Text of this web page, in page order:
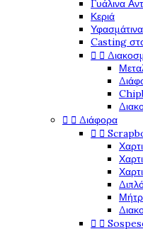
Γυάλινα
Κεριά
Υφασμάτινα
Casting
 
  Διάφορα
 
 